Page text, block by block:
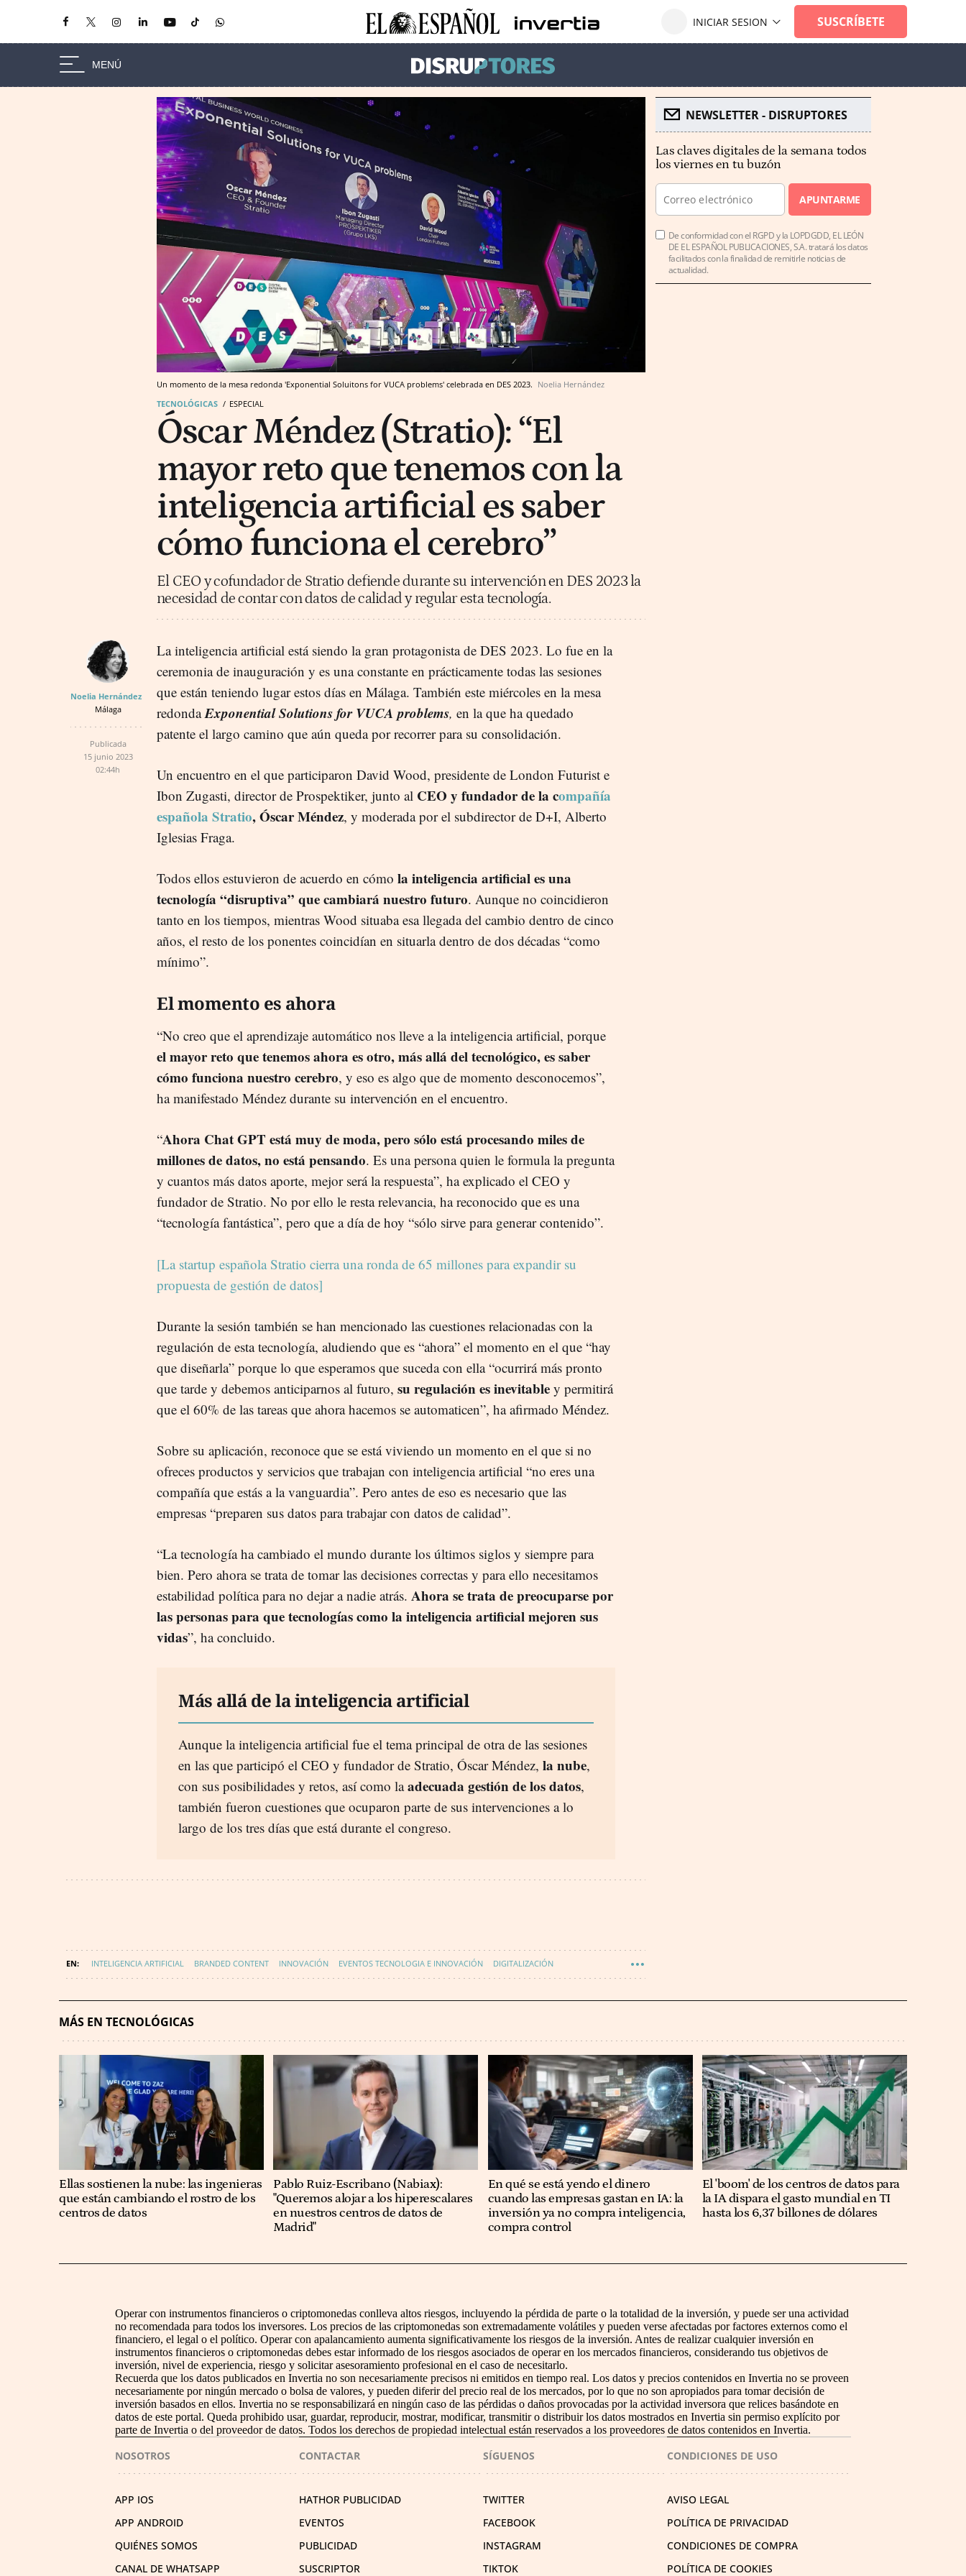
Un momento de la mesa redonda 'Exponential Soluitons for VUCA problems' celebrada en DES 2023. Noelia Hernández
TECNOLÓGICAS
ESPECIAL
Óscar Méndez (Stratio): “El
mayor reto que tenemos con la
inteligencia artificial es saber
cómo funciona el cerebro”
El CEO y cofundador de Stratio defiende durante su intervención en DES 2023 la
necesidad de contar con datos de calidad y regular esta tecnología.
Noelia Hernández
Málaga
Publicada
15 junio 2023
02:44h
La inteligencia artificial está siendo la gran protagonista de DES 2023. Lo fue en la
ceremonia de inauguración y es una constante en prácticamente todas las sesiones
que están teniendo lugar estos días en Málaga. También este miércoles en la mesa
redondaExponential Solutions for VUCA problems, en la que ha quedado
patente el largo camino que aún queda por recorrer para su consolidación.
Un encuentro en el que participaron David Wood, presidente de London Futurist e
Ibon Zugasti, director de Prospektiker, junto al CEO y fundador de la compañía
española Stratio, Óscar Méndez, y moderada por el subdirector de D+I, Alberto
Iglesias Fraga.
Todos ellos estuvieron de acuerdo en cómo la inteligencia artificial es una
tecnología “disruptiva” que cambiará nuestro futuro. Aunque no coincidieron
tanto en los tiempos, mientras Wood situaba esa llegada del cambio dentro de cinco
años, el resto de los ponentes coincidían en situarla dentro de dos décadas “como
mínimo”.
El momento es ahora
“No creo que el aprendizaje automático nos lleve a la inteligencia artificial, porque
el mayor reto que tenemos ahora es otro, más allá del tecnológico, es saber
cómo funciona nuestro cerebro, y eso es algo que de momento desconocemos”,
ha manifestado Méndez durante su intervención en el encuentro.
“Ahora Chat GPT está muy de moda, pero sólo está procesando miles de
millones de datos, no está pensando. Es una persona quien le formula la pregunta
y cuantos más datos aporte, mejor será la respuesta”, ha explicado el CEO y
fundador de Stratio. No por ello le resta relevancia, ha reconocido que es una
“tecnología fantástica”, pero que a día de hoy “sólo sirve para generar contenido”.
[La startup española Stratio cierra una ronda de 65 millones para expandir su
propuesta de gestión de datos]
Durante la sesión también se han mencionado las cuestiones relacionadas con la
regulación de esta tecnología, aludiendo que es “ahora” el momento en el que “hay
que diseñarla” porque lo que esperamos que suceda con ella “ocurrirá más pronto
que tarde y debemos anticiparnos al futuro, su regulación es inevitable y permitirá
que el 60% de las tareas que ahora hacemos se automaticen”, ha afirmado Méndez.
Sobre su aplicación, reconoce que se está viviendo un momento en el que si no
ofreces productos y servicios que trabajan con inteligencia artificial “no eres una
compañía que estás a la vanguardia”. Pero antes de eso es necesario que las
empresas “preparen sus datos para trabajar con datos de calidad”.
“La tecnología ha cambiado el mundo durante los últimos siglos y siempre para
bien. Pero ahora se trata de tomar las decisiones correctas y para ello necesitamos
estabilidad política para no dejar a nadie atrás. Ahora se trata de preocuparse por
las personas para que tecnologías como la inteligencia artificial mejoren sus
vidas”, ha concluido.
Más allá de la inteligencia artificial
Aunque la inteligencia artificial fue el tema principal de otra de las sesiones
en las que participó el CEO y fundador de Stratio, Óscar Méndez, la nube,
con sus posibilidades y retos, así como laadecuada gestión de los datos,
también fueron cuestiones que ocuparon parte de sus intervenciones a lo
largo de los tres días que está durante el congreso.
INTELIGENCIA ARTIFICIAL BRANDED CONTENT INNOVACIÓN EVENTOS TECNOLOGIA E INNOVACIÓN DIGITALIZACIÓN
NEWSLETTER - DISRUPTORES
Las claves digitales de la semana todos
los viernes en tu buzón
APUNTARME
De conformidad con el RGPD y la LOPDGDD, EL LEÓN
DE EL ESPAÑOL PUBLICACIONES, S.A. tratará los datos
facilitados con la finalidad de remitirle noticias de
actualidad.
MÁS EN TECNOLÓGICAS
Ellas sostienen la nube: las ingenieras
que están cambiando el rostro de los
centros de datos
Pablo Ruiz-Escribano (Nabiax):
"Queremos alojar a los hiperescalares
en nuestros centros de datos de
Madrid"
En qué se está yendo el dinero
cuando las empresas gastan en IA: la
inversión ya no compra inteligencia,
compra control
El 'boom' de los centros de datos para
la IA dispara el gasto mundial en TI
hasta los 6,37 billones de dólares
Operar con instrumentos financieros o criptomonedas conlleva altos riesgos, incluyendo la pérdida de parte o la totalidad de la inversión, y puede ser una actividad
no recomendada para todos los inversores. Los precios de las criptomonedas son extremadamente volátiles y pueden verse afectadas por factores externos como el
financiero, el legal o el político. Operar con apalancamiento aumenta significativamente los riesgos de la inversión. Antes de realizar cualquier inversión en
instrumentos financieros o criptomonedas debes estar informado de los riesgos asociados de operar en los mercados financieros, considerando tus objetivos de
inversión, nivel de experiencia, riesgo y solicitar asesoramiento profesional en el caso de necesitarlo.
Recuerda que los datos publicados en Invertia no son necesariamente precisos ni emitidos en tiempo real. Los datos y precios contenidos en Invertia no se proveen
necesariamente por ningún mercado o bolsa de valores, y pueden diferir del precio real de los mercados, por lo que no son apropiados para tomar decisión de
inversión basados en ellos. Invertia no se responsabilizará en ningún caso de las pérdidas o daños provocadas por la actividad inversora que relices basándote en
datos de este portal. Queda prohibido usar, guardar, reproducir, mostrar, modificar, transmitir o distribuir los datos mostrados en Invertia sin permiso explícito por
parte de Invertia o del proveedor de datos. Todos los derechos de propiedad intelectual están reservados a los proveedores de datos contenidos en Invertia.
NOSOTROS
APP IOS
APP ANDROID
QUIÉNES SOMOS
CANAL DE WHATSAPP
CONTACTAR
HATHOR PUBLICIDAD
EVENTOS
PUBLICIDAD
SUSCRIPTOR
SÍGUENOS
TWITTER
FACEBOOK
INSTAGRAM
TIKTOK
CONDICIONES DE USO
AVISO LEGAL
POLÍTICA DE PRIVACIDAD
CONDICIONES DE COMPRA
POLÍTICA DE COOKIES